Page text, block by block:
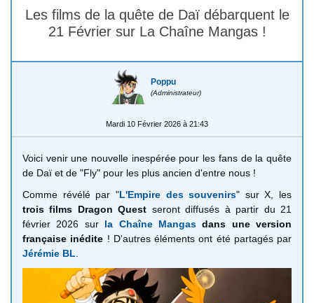
Les films de la quête de Daï débarquent le
21 Février sur La Chaîne Mangas !
Poppu
(Administrateur)
Mardi 10 Février 2026 à 21:43
Voici venir une nouvelle inespérée pour les fans de la quête
de Daï et de "Fly" pour les plus ancien d'entre nous !
Comme révélé par "L'Empire des souvenirs" sur X, les
trois films Dragon Quest seront diffusés à partir du 21
février 2026 sur la Chaîne Mangasdans une version
française inédite ! D'autres éléments ont été partagés par
Jérémie BL